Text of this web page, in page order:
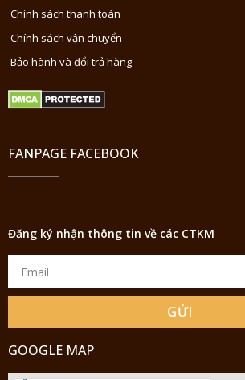
Chính sách thanh toán
Chính sách vận chuyển
Bảo hành và đổi trả hàng
FANPAGE FACEBOOK
Đăng ký nhận thông tin về các CTKM
GỬI
GOOGLE MAP